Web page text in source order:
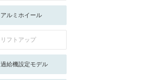
アルミホイール
リフトアップ
過給機設定モデル